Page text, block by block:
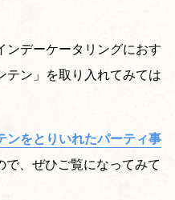
ンデーケータリングにおす
テン」を取り入れてみては
ンをとりいれたパーティ事
で、ぜひご覧になってみて